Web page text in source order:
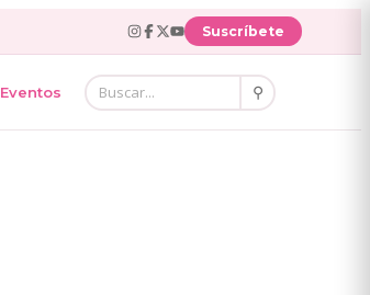
Suscríbete
Eventos ⚲